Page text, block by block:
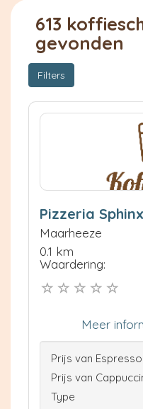
613
gevonden
Filters
Pizzeria Sphinx
Maarheeze
0.1 km
Waardering:
Meer
Prijs van Espresso
Prijs van
Type